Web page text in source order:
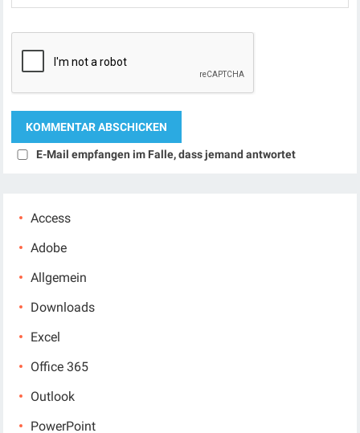
E-Mail empfangen im Falle, dass jemand antwortet
Access
Adobe
Allgemein
Downloads
Excel
Office 365
Outlook
PowerPoint